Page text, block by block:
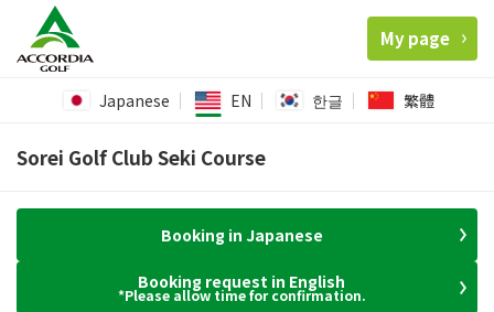
My page
Japanese EN 한글 繁體
Sorei Golf Club Seki Course
Booking in Japanese
Booking request in English
*Please allow time for confirmation.